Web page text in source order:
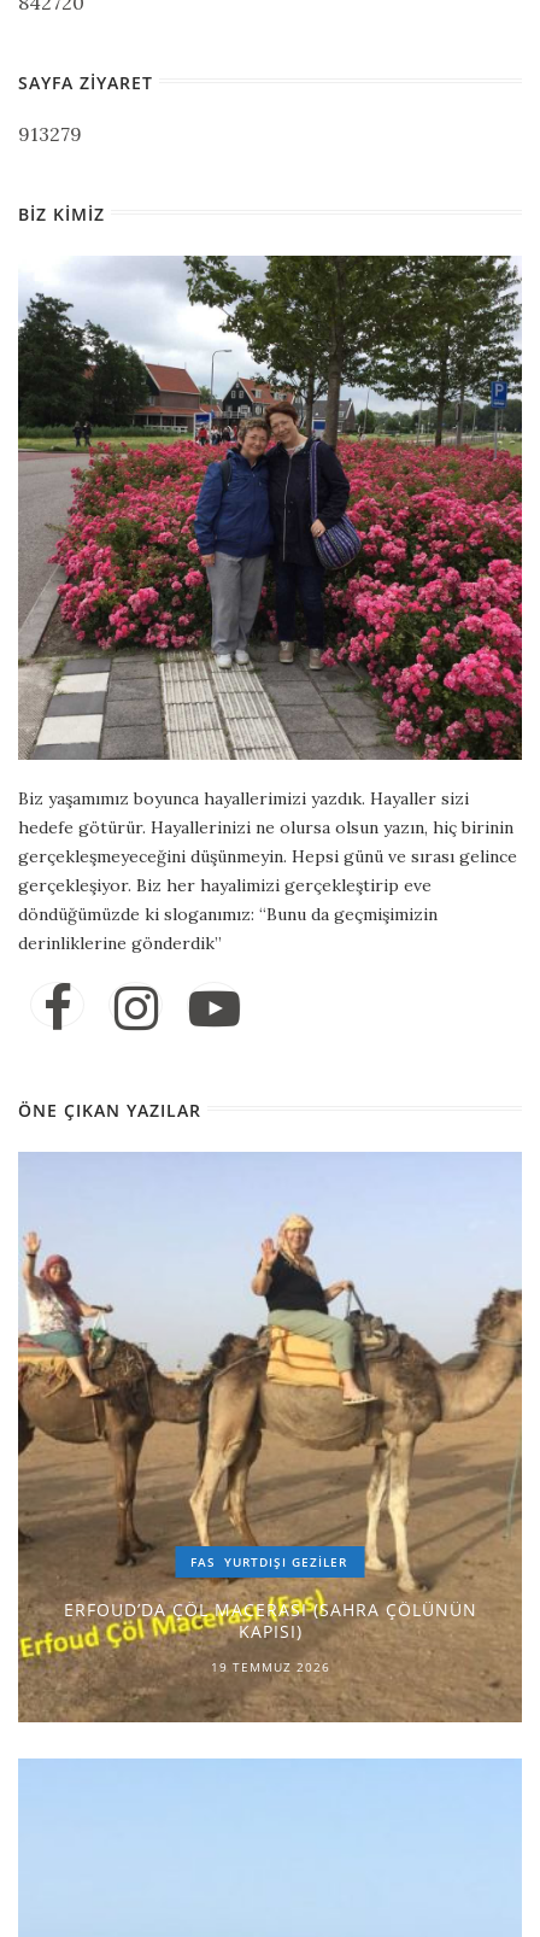
SAYFA ZIYARET
913279
BIZ KIMIZ
Biz yaşamımız boyunca hayallerimizi yazdık. Hayaller sizi
hedefe götürür. Hayallerinizi ne olursa olsun yazın, hiç birinin
gerçekleşmeyeceğini düşünmeyin. Hepsi günü ve sırası gelince
gerçekleşiyor. Biz her hayalimizi gerçekleştirip eve
döndüğümüzde ki sloganımız: “Bunu da geçmişimizin
derinliklerine gönderdik”
ÖNE ÇIKAN YAZILAR
FAS YURTDIŞI GEZILER
ERFOUD’DA ÇÖL MACERASI (SAHRA ÇÖLÜNÜN
KAPISI)
19 TEMMUZ 2026